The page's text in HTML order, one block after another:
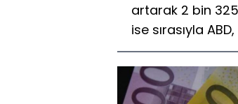
artarak 2 bin
ise sırasıyla